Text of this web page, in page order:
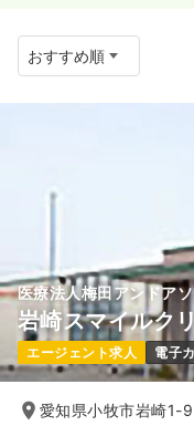
医療法人梅田アンドア
岩崎スマイルク
エージェント求人 電子
愛知県小牧市岩崎1-